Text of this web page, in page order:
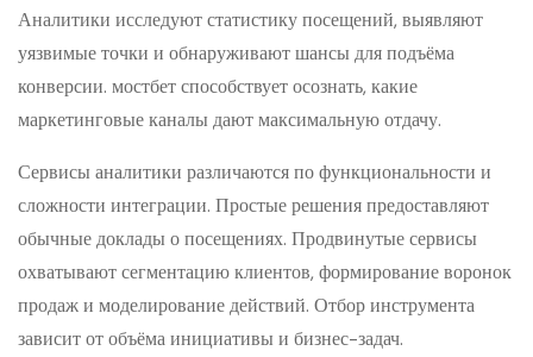
Аналитики исследуют статистику посещений, выявляют
уязвимые точки и обнаруживают шансы для подъёма
конверсии. мостбет способствует осознать, какие
маркетинговые каналы дают максимальную отдачу.
Сервисы аналитики различаются по функциональности и
сложности интеграции. Простые решения предоставляют
обычные доклады о посещениях. Продвинутые сервисы
охватывают сегментацию клиентов, формирование воронок
продаж и моделирование действий. Отбор инструмента
зависит от объёма инициативы и бизнес-задач.